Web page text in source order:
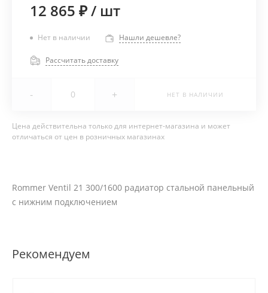
12 865 ₽/ шт
Нет в наличии Нашли дешевле?
Рассчитать доставку
- + НЕТ В НАЛИЧИИ
Цена действительна только для интернет-магазина и может
отличаться от цен в розничных магазинах
Rommer Ventil 21 300/1600 радиатор стальной панельный
с нижним подключением
Рекомендуем